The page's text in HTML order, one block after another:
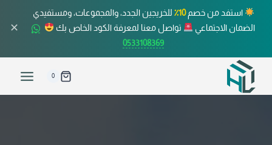
استفد من خصم10٪
للخريجين الجدد، والمجموعات، ومستفيدي
الضمان الاجتماعي
تواصل معنا لمعرفة الكود الخاص بك
0533108369
✕
0